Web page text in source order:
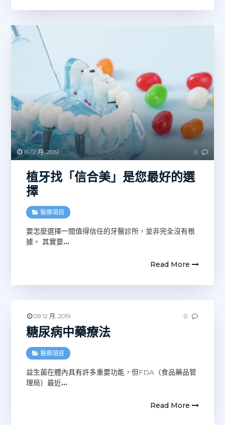
16 12 月, 2019 0
植牙找「信合美」是您最好的選
擇
醫療項目
要怎麼選擇一間值得信任的牙醫診所，並非完全沒有根
據。 其實要…
Read More
09 12 月, 2019 0
糖尿病中藥療法
醫療項目
益生菌在體內具有許多重要功能，但FDA（食品藥品管
理局）最近…
Read More